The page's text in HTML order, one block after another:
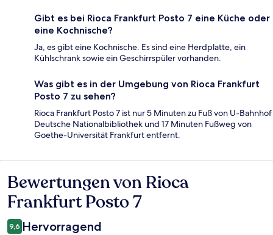
Gibt es bei Rioca Frankfurt Posto 7 eine Küche oder
eine Kochnische?
Ja, es gibt eine Kochnische. Es sind eine Herdplatte, ein
Kühlschrank sowie ein Geschirrspüler vorhanden.
Was gibt es in der Umgebung von Rioca Frankfurt
Posto 7 zu sehen?
Rioca Frankfurt Posto 7 ist nur 5 Minuten zu Fuß von U-Bahnhof
Deutsche Nationalbibliothek und 17 Minuten Fußweg von
Goethe-Universität Frankfurt entfernt.
Bewertungen
Bewertungen von Rioca
Frankfurt Posto 7
9,6 Hervorragend